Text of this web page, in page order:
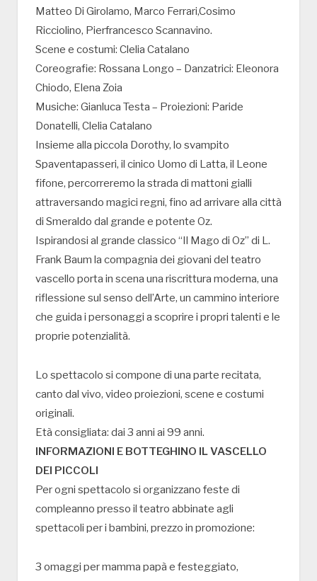
Matteo Di Girolamo, Marco Ferrari,Cosimo
Ricciolino, Pierfrancesco Scannavino.
Scene e costumi: Clelia Catalano
Coreografie: Rossana Longo – Danzatrici: Eleonora
Chiodo, Elena Zoia
Musiche: Gianluca Testa – Proiezioni: Paride
Donatelli, Clelia Catalano
Insieme alla piccola Dorothy, lo svampito
Spaventapasseri, il cinico Uomo di Latta, il Leone
fifone, percorreremo la strada di mattoni gialli
attraversando magici regni, fino ad arrivare alla città
di Smeraldo dal grande e potente Oz.
Ispirandosi al grande classico “Il Mago di Oz” di L.
Frank Baum la compagnia dei giovani del teatro
vascello porta in scena una riscrittura moderna, una
riflessione sul senso dell’Arte, un cammino interiore
che guida i personaggi a scoprire i propri talenti e le
proprie potenzialità.
Lo spettacolo si compone di una parte recitata,
canto dal vivo, video proiezioni, scene e costumi
originali.
Età consigliata: dai 3 anni ai 99 anni.
INFORMAZIONI E BOTTEGHINO IL VASCELLO
DEI PICCOLI
Per ogni spettacolo si organizzano feste di
compleanno presso il teatro abbinate agli
spettacoli per i bambini, prezzo in promozione:
3 omaggi per mamma papà e festeggiato,